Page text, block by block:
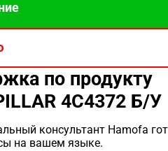
по продукту
4C4372 Б/У
консультант Hamofa
на вашем языке.